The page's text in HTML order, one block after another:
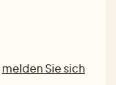
melden Sie sich